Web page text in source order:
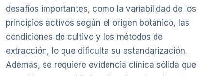
desafíos importantes, como la variabilidad de los
principios activos según el origen botánico, las
condiciones de cultivo y los métodos de
extracción, lo que dificulta su estandarización.
Además, se requiere evidencia clínica sólida que